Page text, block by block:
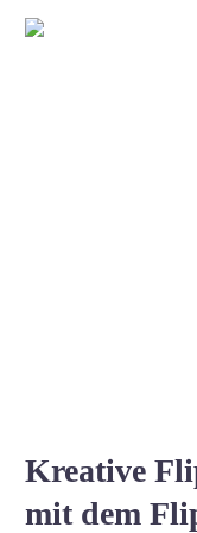
Kreative
mit dem